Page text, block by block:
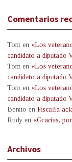
Comentarios
Tom en «Los
candidato a diputado
Tom en «Los
candidato a diputado
Tom en «Los
candidato a diputado
Benito en Fiscalía
Rudy en «Gracias,
Archivos